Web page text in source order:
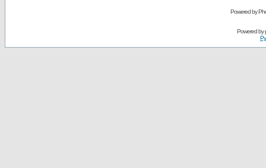
Powered by
Powered by